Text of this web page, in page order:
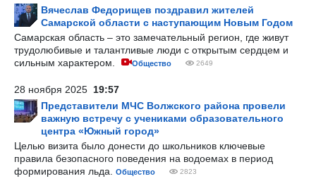
Вячеслав Федорищев поздравил жителей
Самарской области с наступающим Новым Годом
Самарская область – это замечательный регион, где живут
трудолюбивые и талантливые люди с открытым сердцем и
сильным характером.
Общество 2649
28 ноября 2025 19:57
Представители МЧС Волжского района провели
важную встречу с учениками образовательного
центра «Южный город»
Целью визита было донести до школьников ключевые
правила безопасного поведения на водоемах в период
формирования льда.
Общество 2823